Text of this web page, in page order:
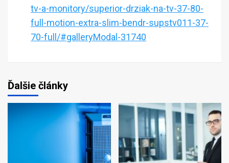
tv-a-monitory/superior-drziak-na-tv-37-80-
full-motion-extra-slim-bendr-supstv011-37-
70-full/#galleryModal-31740
Ďalšie články